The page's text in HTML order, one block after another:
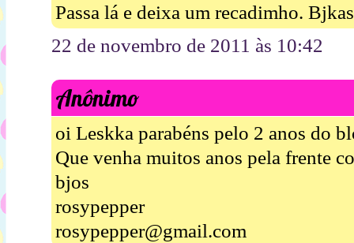
Passa lá e deixa um recadimho.
22 de novembro de 2011 às 10:42
Anônimo
oi Leskka parabéns pelo 2 anos do
Que venha muitos anos pela frente
bjos
rosypepper
rosypepper@gmail.com